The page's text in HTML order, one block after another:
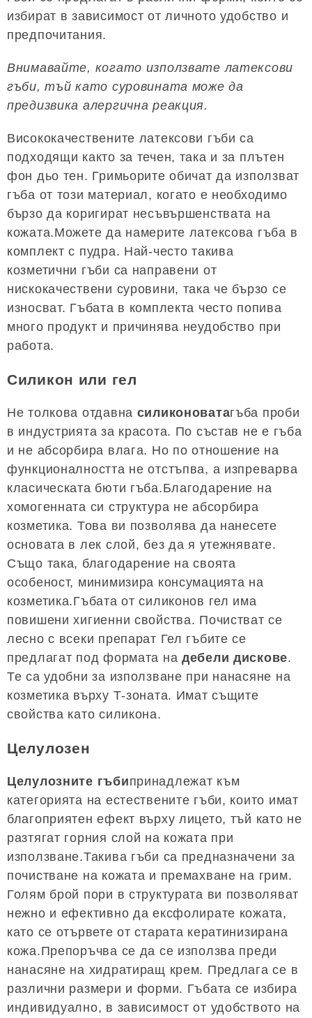
избират в зависимост от личното удобство и
предпочитания.
Внимавайте, когато използвате латексови
гъби, тъй като суровината може да
предизвика алергична реакция.
Висококачествените латексови гъби са
подходящи както за течен, така и за плътен
фон дьо тен. Гримьорите обичат да използват
гъба от този материал, когато е необходимо
бързо да коригират несъвършенствата на
кожата.Можете да намерите латексова гъба в
комплект с пудра. Най-често такива
козметични гъби са направени от
нискокачествени суровини, така че бързо се
износват. Гъбата в комплекта често попива
много продукт и причинява неудобство при
работа.
Силикон или гел
Не толкова отдавна силиконоватагъба проби
в индустрията за красота. По състав не е гъба
и не абсорбира влага. Но по отношение на
функционалността не отстъпва, а изпреварва
класическата бюти гъба.Благодарение на
хомогенната си структура не абсорбира
козметика. Това ви позволява да нанесете
основата в лек слой, без да я утежнявате.
Също така, благодарение на своята
особеност, минимизира консумацията на
козметика.Гъбата от силиконов гел има
повишени хигиенни свойства. Почистват се
лесно с всеки препарат Гел гъбите се
предлагат под формата надебели дискове.
Те са удобни за използване при нанасяне на
козметика върху Т-зоната. Имат същите
свойства като силикона.
Целулозен
Целулозните гъбипринадлежат към
категорията на естествените гъби, които имат
благоприятен ефект върху лицето, тъй като не
разтягат горния слой на кожата при
използване.Такива гъби са предназначени за
почистване на кожата и премахване на грим.
Голям брой пори в структурата ви позволяват
нежно и ефективно да ексфолирате кожата,
като се отървете от старата кератинизирана
кожа.Препоръчва се да се използва преди
нанасяне на хидратиращ крем. Предлага се в
различни размери и форми. Гъбата се избира
индивидуално, в зависимост от удобството на